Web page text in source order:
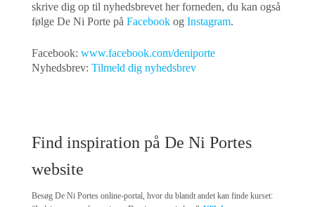
skrive dig op til nyhedsbrevet her forneden, du kan også
følge De Ni Porte på Facebookog Instagram.
Facebook: www.facebook.com/deniporte
Nyhedsbrev: Tilmeld dig nyhedsbrev
Find inspiration på De Ni Portes
website
Besøg De Ni Portes online-portal, hvor du blandt andet kan finde kurset: